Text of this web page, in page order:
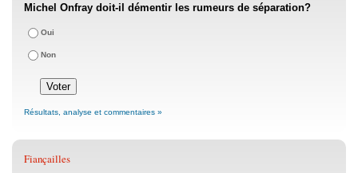
Michel Onfray doit-il démentir les rumeurs de séparation?
Oui
Non
Résultats, analyse et commentaires »
Fiançailles